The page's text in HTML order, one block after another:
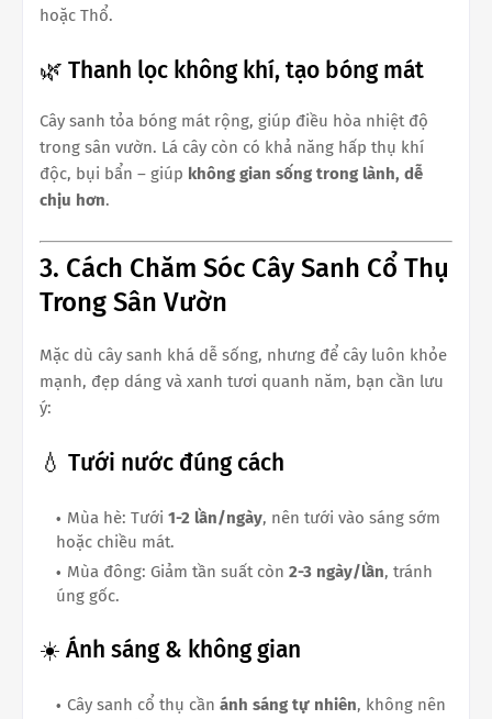
hoặc Thổ.
🌿 Thanh lọc không khí, tạo bóng mát
Cây sanh tỏa bóng mát rộng, giúp điều hòa nhiệt độ
trong sân vườn. Lá cây còn có khả năng hấp thụ khí
độc, bụi bẩn – giúp không gian sống trong lành, dễ
chịu hơn.
3. Cách Chăm Sóc Cây Sanh Cổ Thụ
Trong Sân Vườn
Mặc dù cây sanh khá dễ sống, nhưng để cây luôn khỏe
mạnh, đẹp dáng và xanh tươi quanh năm, bạn cần lưu
ý:
💧 Tưới nước đúng cách
Mùa hè: Tưới 1-2 lần/ngày, nên tưới vào sáng sớm
hoặc chiều mát.
Mùa đông: Giảm tần suất còn 2-3 ngày/lần, tránh
úng gốc.
☀️ Ánh sáng & không gian
Cây sanh cổ thụ cần ánh sáng tự nhiên, không nên